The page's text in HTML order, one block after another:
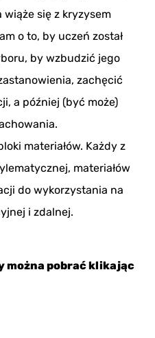
się z kryzysem
o to, by uczeń został
by wzbudzić jego
zachęcić
a później (być może)
materiałów. Każdy z
materiałów
do wykorzystania na
i zdalnej.
można pobrać klikając